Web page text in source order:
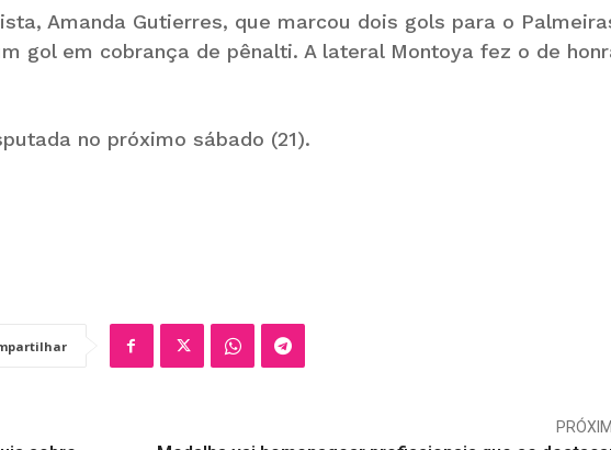
Amanda Gutierres, que marcou dois gols para o
gol em cobrança de pênalti. A lateral Montoya fez o de
no próximo sábado (21).